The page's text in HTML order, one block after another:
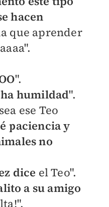
hacen
que aprender
".
humildad".
ese Teo
paciencia y
no
dice el Teo".
a su amigo